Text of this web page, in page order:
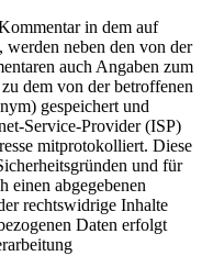
in dem auf
neben den von der
auch Angaben zum
dem von der betroffenen
gespeichert und
Service-Provider (ISP)
mitprotokolliert. Diese
und für
einen abgegebenen
rechtswidrige Inhalte
Daten erfolgt